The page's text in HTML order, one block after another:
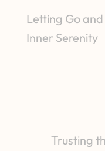
Letting Go
Inner Serenity
Trusting